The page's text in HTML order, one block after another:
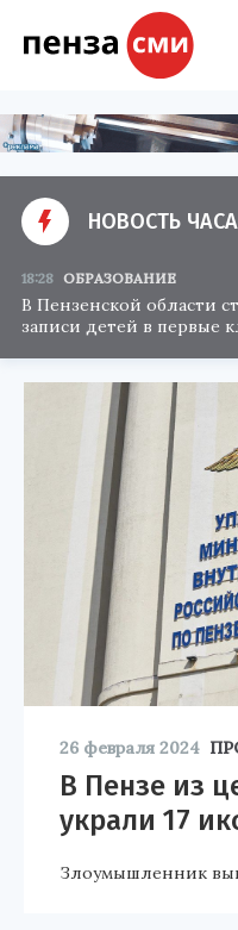
НОВОСТЬ ЧАСА
18:28 ОБРАЗОВАНИЕ
В Пензенской области
записи детей в первые
26 февраля 2024
В Пензе из
украли 17
Злоумышленник